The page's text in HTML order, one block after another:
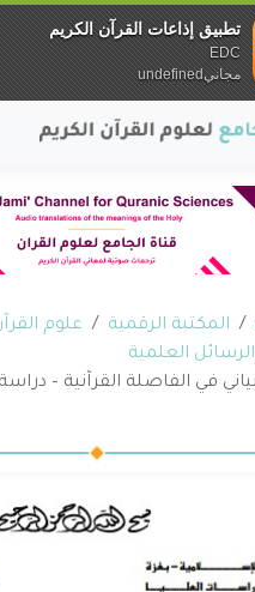
المكتبة الرقمية
علوم
العلمية
في الفاصلة القرآنية –
تطبيق إذاعات القرآن الكريم
EDC
مجانيundefined